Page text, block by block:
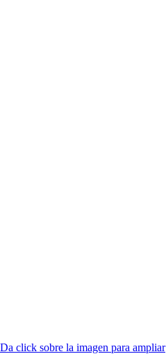
Da click sobre la imagen para ampliar